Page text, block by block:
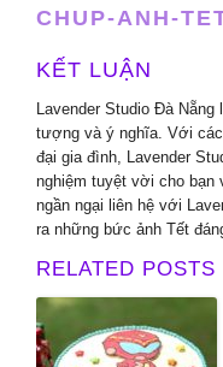
CHUP-ANH-
KẾT LUẬN
Lavender Studio Đà Nẵng
tượng và ý nghĩa. Với
đại gia đình, Lavender
nghiệm tuyệt vời cho bạn
ngần ngại liên hệ với
ra những bức ảnh Tết
RELATED POSTS